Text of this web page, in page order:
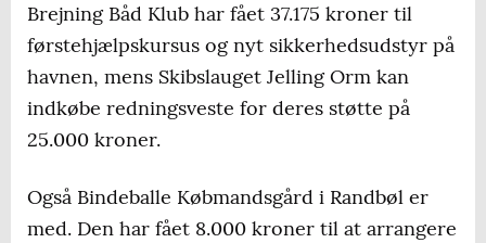
Brejning Båd Klub har fået 37.175 kroner til
førstehjælpskursus og nyt sikkerhedsudstyr på
havnen, mens Skibslauget Jelling Orm kan
indkøbe redningsveste for deres støtte på
25.000 kroner.
Også Bindeballe Købmandsgård i Randbøl er
med. Den har fået 8.000 kroner til at arrangere